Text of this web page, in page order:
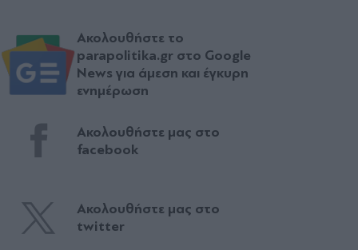
Ακολουθήστε το
parapolitika.gr στο Google
News για άμεση και έγκυρη
ενημέρωση
Ακολουθήστε μας στο
facebook
Ακολουθήστε μας στο
twitter